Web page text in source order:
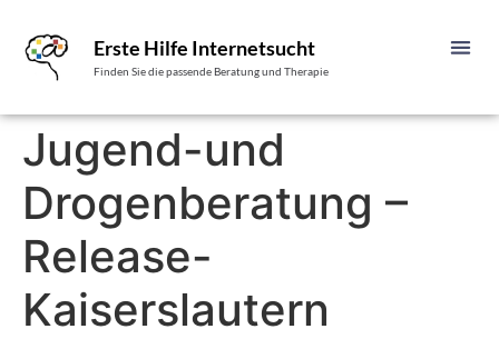
Erste Hilfe Internetsucht
Finden Sie die passende Beratung und Therapie
Jugend-und
Drogenberatung –
Release-
Kaiserslautern